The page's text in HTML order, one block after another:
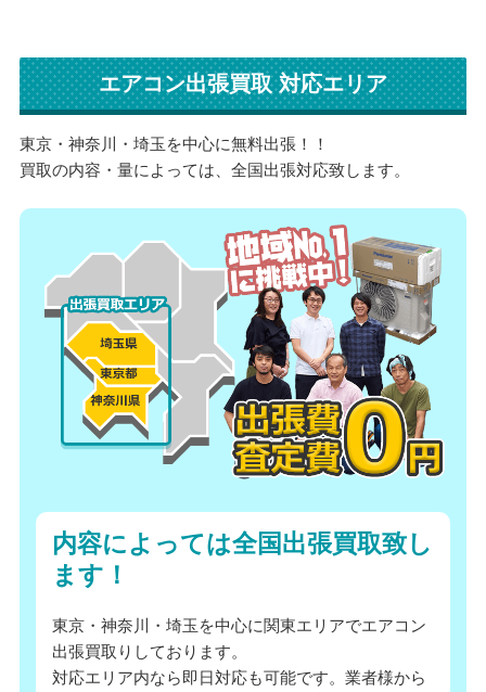
エアコン出張買取 対応エリア
東京・神奈川・埼玉を中心に無料出張！！
買取の内容・量によっては、全国出張対応致します。
内容によっては全国出張買取致し
ます！
東京・神奈川・埼玉を中心に関東エリアでエアコン
出張買取りしております。
対応エリア内なら即日対応も可能です。業者様から